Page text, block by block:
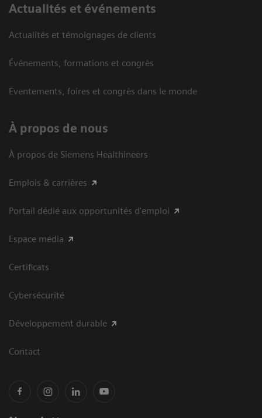
Actualités et événements
Actualités et témoignages de clients
Événements, formations et congrès
Eventements, foires et congrès dans le monde
À propos de nous
À propos de Siemens Healthineers
Emplois & carrières
Portail dédié aux opportunités d'emploi
Espace média
Certificats
Cybersécurité
Développement durable
Contact